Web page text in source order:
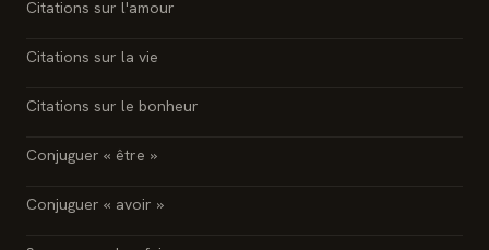
Citations sur l'amour
Citations sur la vie
Citations sur le bonheur
Conjuguer « être »
Conjuguer « avoir »